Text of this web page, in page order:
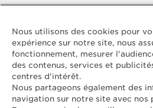
Politique de protection des données
Contactez
ELLE & VIRE
Pour toute question ou demande
Nous utilisons des cookies pour
expérience sur notre site, nous
fonctionnement, mesurer
des contenus, services et
centres d'intérêt.
Nous partageons également des
navigation sur notre site avec nos